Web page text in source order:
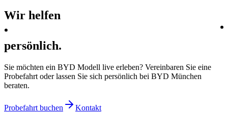
Wir helfen
persönlich.
Sie möchten ein BYD Modell live erleben? Vereinbaren Sie eine
Probefahrt oder lassen Sie sich persönlich bei BYD München
beraten.
Probefahrt buchen
Kontakt